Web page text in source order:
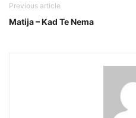
Previous article
Matija – Kad Te Nema